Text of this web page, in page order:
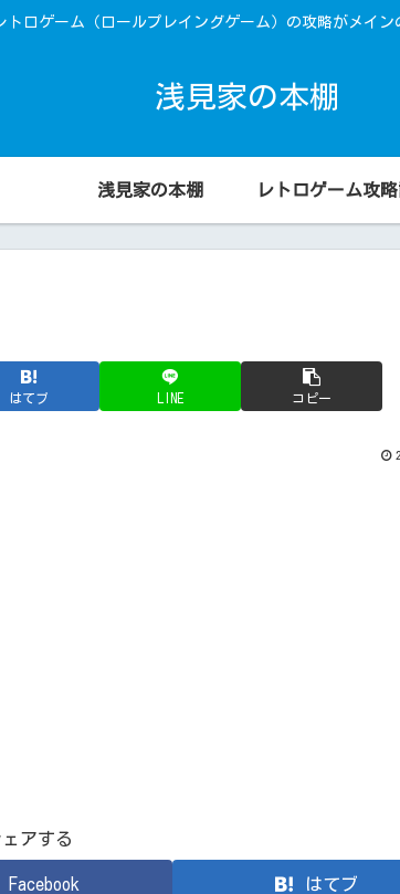
トロゲーム（ロールプレイングゲーム）の攻略がメイン
浅見家の本棚
浅見家の本棚 レトロゲーム攻
はてブ LINE コピー
ェアする
Facebook はてブ